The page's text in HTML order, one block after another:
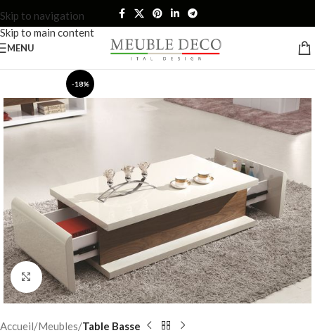
Skip to navigation
Skip to main content
MENU
-18%
Click to enlarge
Accueil Meubles Table Basse